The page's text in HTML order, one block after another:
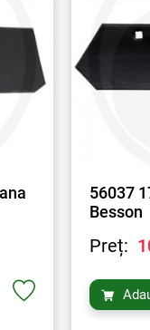
56037
Besson
Preț: